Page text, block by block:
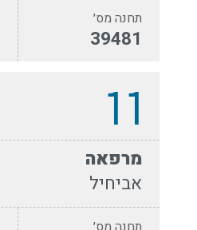
תחנה מס׳
39481
11
מרפאה
אביחיל